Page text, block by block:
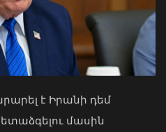
առաջ
գործել, կամ
գործակալ
է Իրանի դեմ
մասին